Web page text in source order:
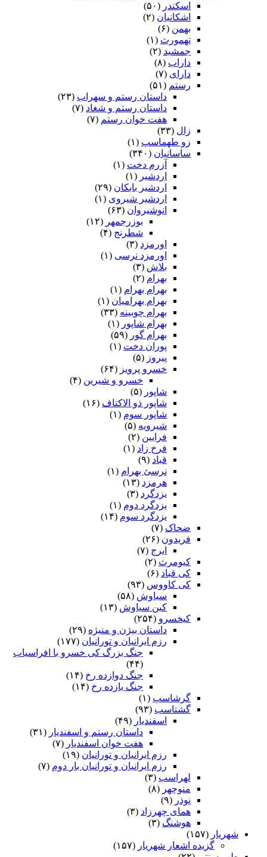
اسکندر (۵۰)
اشکانیان (۲)
بهمن (۶)
تهمورث (۱)
جمشید (۲)
داراب (۸)
دارای (۷)
رستم (۵۱)
داستان رستم و سهراب (۲۳)
داستان رستم و شغاد (۷)
هفت خوان رستم‏ (۷)
زال (۳۳)
زو طهماسپ‏ (۱)
ساسانیان (۳۴۰)
آزرم دخت (۱)
اردشیر (۱)
اردشیر بابکان (۲۹)
اردشیر شیروی (۱)
انوشیروان (۶۳)
بوزرجمهر (۱۲)
شطرنج (۴)
اورمزد (۳)
اورمزد نرسى‏ (۱)
بلاش (۳)
بهرام (۲)
بهرام بهرام (۱)
بهرام بهرامیان‏ (۱)
بهرام چوبینه (۳۳)
بهرام شاپور (۱)
بهرام گور (۵۹)
پوران دخت (۱)
پیروز (۵)
خسرو پرویز (۶۴)
خسرو و شیرین (۴)
شاپور (۵)
شاپور ذو الاکتاف (۱۶)
شاپور سوم‏ (۱)
شیرویه (۵)
فرایین (۲)
فرخ زاد (۱)
قباد (۹)
نرسئ بهرام‏ (۱)
هرمزد (۱۳)
یزدگرد (۳)
یزدگرد دوم (۱)
یزدگرد سوم (۱۴)
ضحاک (۷)
فریدون (۲۶)
ایرج (۷)
کیومرث (۲)
کی قباد (۶)
کی کاووس (۹۳)
سیاوش (۵۸)
کین سیاوش (۱۳)
کیخسرو (۲۵۴)
داستان بیژن و منیژه (۲۹)
رزم ایرانیان و تورانیان (۱۷۷)
جنگ بزرگ کی خسرو با افراسیاب
(۴۴)
جنگ دوازده رخ (۱۴)
جنگ یازده رخ (۱۴)
گرشاسپ (۱)
گشتاسب (۹۳)
اسفندیار (۴۹)
داستان رستم و اسفندیار (۳۱)
هفت خوان اسفندیار (۷)
رزم ایرانیان و تورانیان (۱۹)
رزم ایرانیان و تورانیان بار دوم (۷)
لهراسب (۳)
منوچهر (۸)
نوذر (۹)
هماى چهرزاد (۳)
هوشنگ (۳)
شهریار (۱۵۷)
گزیده اشعار شهریار (۱۵۷)